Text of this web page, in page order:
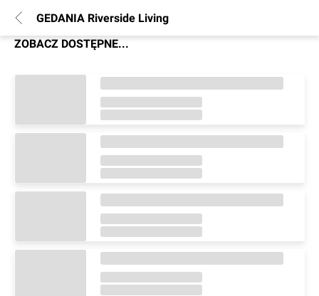
GEDANIA Riverside Living
ZOBACZ DOSTĘPNE...